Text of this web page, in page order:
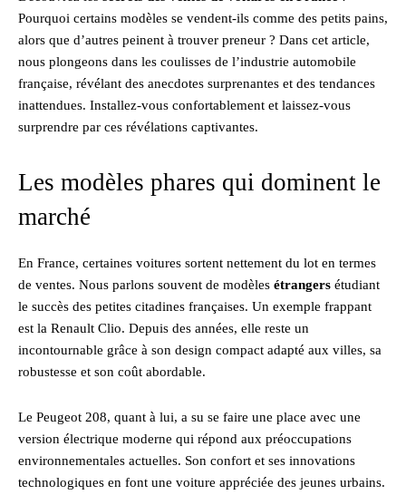
Pourquoi certains modèles se vendent-ils comme des petits pains,
alors que d’autres peinent à trouver preneur ? Dans cet article,
nous plongeons dans les coulisses de l’industrie automobile
française, révélant des anecdotes surprenantes et des tendances
inattendues. Installez-vous confortablement et laissez-vous
surprendre par ces révélations captivantes.
Les modèles phares qui dominent le
marché
En France, certaines voitures sortent nettement du lot en termes
de ventes. Nous parlons souvent de modèles étrangers étudiant
le succès des petites citadines françaises. Un exemple frappant
est la Renault Clio. Depuis des années, elle reste un
incontournable grâce à son design compact adapté aux villes, sa
robustesse et son coût abordable.
Le Peugeot 208, quant à lui, a su se faire une place avec une
version électrique moderne qui répond aux préoccupations
environnementales actuelles. Son confort et ses innovations
technologiques en font une voiture appréciée des jeunes urbains.